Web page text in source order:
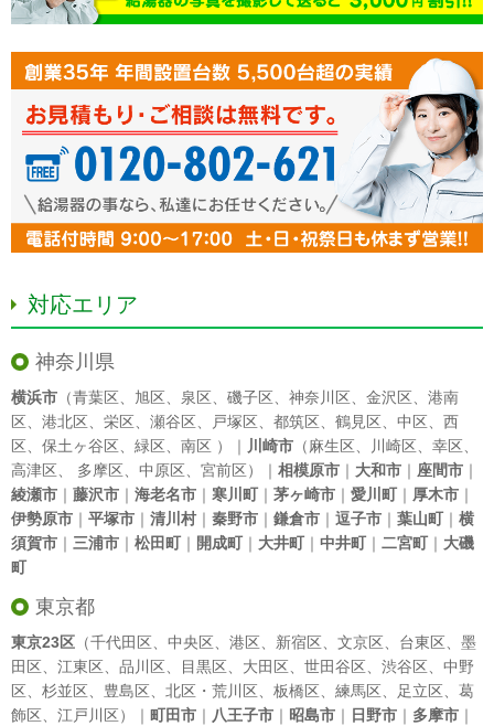
対応エリア
神奈川県
横浜市 （青葉区 旭区 泉区 磯子区 神奈川区 金沢区
港南
区
港北区 栄区 瀬谷区 戸塚区 都筑区 鶴見区 中区
西
区
保土ヶ谷区 緑区 南区 ）｜ 川崎市 （麻生区 川崎区 幸区
高津区
多摩区 中原区 宮前区）｜ 相模原市 ｜ 大和市 ｜ 座間市 ｜
綾瀬市 ｜ 藤沢市 ｜ 海老名市 ｜ 寒川町｜ 茅ヶ崎市 ｜ 愛川町｜ 厚木市 ｜
伊勢原市 ｜ 平塚市 ｜ 清川村｜ 秦野市 ｜ 鎌倉市 ｜ 逗子市 ｜ 葉山町｜ 横
須賀市 ｜ 三浦市 ｜ 松田町｜ 開成町｜ 大井町｜ 中井町｜ 二宮町｜ 大磯
町
東京都
東京23区 （千代田区 中央区 港区 新宿区 文京区 台東区
墨
田区
江東区 品川区 目黒区 大田区 世田谷区 渋谷区
中野
区
杉並区 豊島区 北区 ・ 荒川区 板橋区 練馬区 足立区
葛
飾区
江戸川区）｜ 町田市 ｜ 八王子市 ｜ 昭島市 ｜ 日野市 ｜ 多摩市 ｜